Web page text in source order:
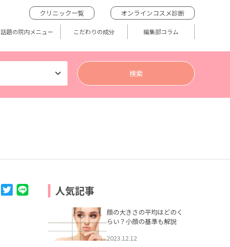
クリニック一覧 オンラインコスメ診断
話題の院内メニュー こだわりの成分 編集部コラム
人気記事
顔の大きさの平均はどのく
らい？小顔の基準も解説
2023.12.12